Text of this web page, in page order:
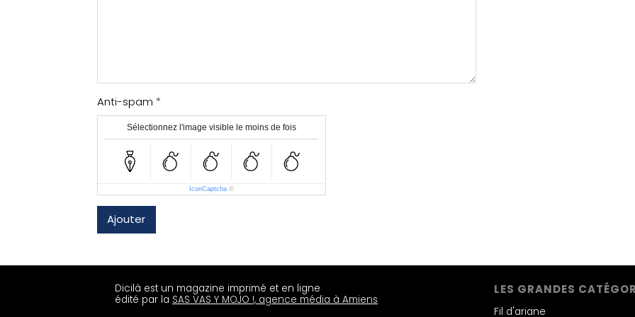
Anti-spam
Sélectionnez l'image visible le moins de fois
IconCaptcha ©
Ajouter
Dicilà est un magazine imprimé et en ligne
édité par la SAS VAS Y MOJO !, agence média à Amiens
LES GRANDES
Fil d'ariane